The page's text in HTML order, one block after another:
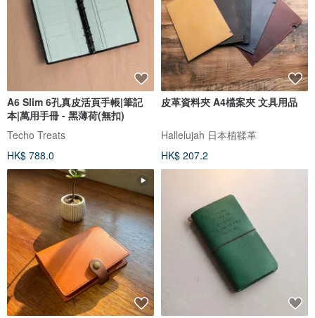
A6 Slim 6孔真皮活頁手帳|筆記
本|萬用手冊 - 黑薄荷(無扣)
Techo Treats
HK$ 788.0
皮革資料夾 A4檔案夾 文具用品
Hallelujah 日本植鞣革
HK$ 207.2